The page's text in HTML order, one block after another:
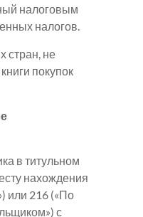
налоговым
налогов.
стран, не
покупок
в титульном
нахождения
или 216 («По
с